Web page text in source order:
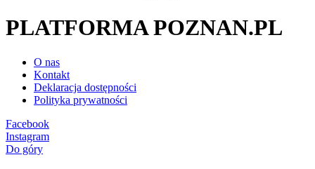
PLATFORMA POZNAN.PL
O nas
Kontakt
Deklaracja dostępności
Polityka prywatności
Facebook
Instagram
Do góry